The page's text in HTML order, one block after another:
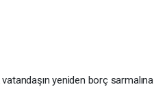
yeniden borç sarmalına